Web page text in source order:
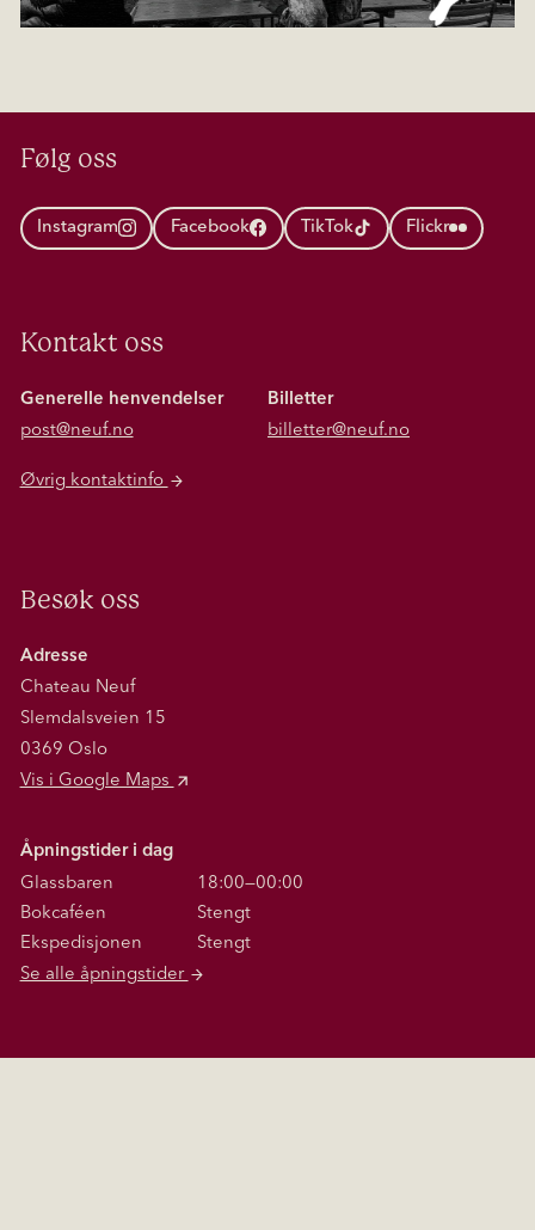
Følg oss
Instagram Facebook TikTok Flickr
Kontakt oss
Generelle henvendelser
post@neuf.no
Billetter
billetter@neuf.no
Øvrig kontaktinfo
Besøk oss
Adresse
Chateau Neuf
Slemdalsveien 15
0369 Oslo
Vis i Google Maps
Åpningstider i dag
Glassbaren
18:00—00:00
Bokcaféen
Stengt
Ekspedisjonen
Stengt
Se alle åpningstider